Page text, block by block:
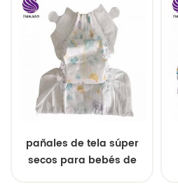
pañales de tela súper
secos para bebés de